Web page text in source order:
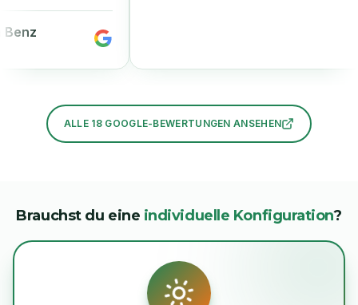
Die
Dank fürALLE 18 GOOGLE-BEWERTUNGEN ANSEHEN
Brauchst du eine individuelle Konfiguration?